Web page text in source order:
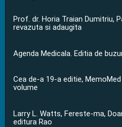
Prof. dr. Horia Traian Dumitriu,
revazuta si adaugita
Agenda Medicala. Editia de
Cea de-a 19-a editie,
volume
Larry L. Watts, Fereste-ma,
editura Rao